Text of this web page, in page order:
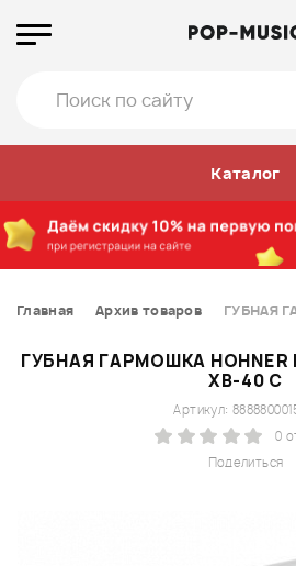
Каталог
Главная Архив товаров ГУБНАЯ
ГУБНАЯ ГАРМОШКА HOHNER
XB-40 C
Поделиться
Артикул:
0